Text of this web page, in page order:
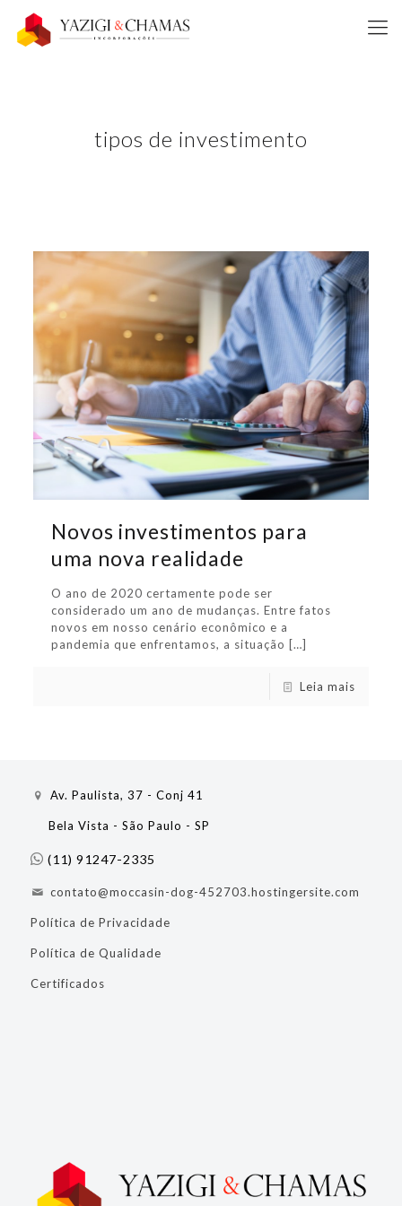
tipos de investimento
Novos investimentos para
uma nova realidade
O ano de 2020 certamente pode ser
considerado um ano de mudanças. Entre fatos
novos em nosso cenário econômico e a
pandemia que enfrentamos, a situação […]
Leia mais
Av. Paulista, 37 - Conj 41
Bela Vista - São Paulo - SP
(11) 91247-2335
contato@moccasin-dog-452703.hostingersite.com
Política de Privacidade
Política de Qualidade
Certificados